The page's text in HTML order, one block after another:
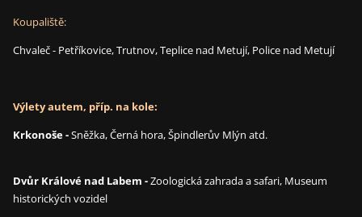
Koupaliště:
Chvaleč - Petříkovice, Trutnov, Teplice nad Metují, Police nad Metují
Výlety autem, příp. na kole:
Krkonoše-Sněžka, Černá hora, Špindlerův Mlýn atd.
Dvůr Králové nad Labem -Zoologická zahrada a safari, Museum
historických vozidel